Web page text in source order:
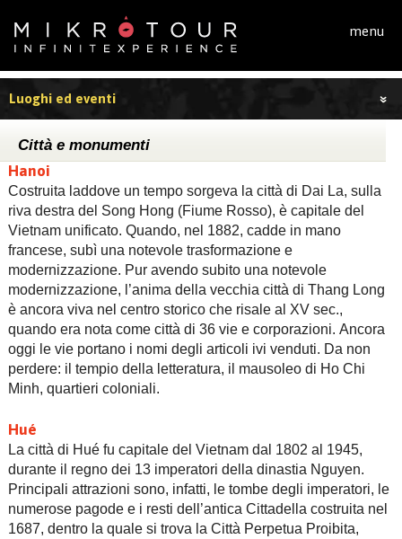
menu
Luoghi ed eventi
Città e monumenti
Hanoi
Costruita laddove un tempo sorgeva la città di Dai La, sulla
riva destra del Song Hong (Fiume Rosso), è capitale del
Vietnam unificato. Quando, nel 1882, cadde in mano
francese, subì una notevole trasformazione e
modernizzazione. Pur avendo subito una notevole
modernizzazione, l’anima della vecchia città di Thang Long
è ancora viva nel centro storico che risale al XV sec.,
quando era nota come città di 36 vie e corporazioni. Ancora
oggi le vie portano i nomi degli articoli ivi venduti. Da non
perdere: il tempio della letteratura, il mausoleo di Ho Chi
Minh, quartieri coloniali.
Hué
La città di Hué fu capitale del Vietnam dal 1802 al 1945,
durante il regno dei 13 imperatori della dinastia Nguyen.
Principali attrazioni sono, infatti, le tombe degli imperatori, le
numerose pagode e i resti dell’antica Cittadella costruita nel
1687, dentro la quale si trova la Città Perpetua Proibita,